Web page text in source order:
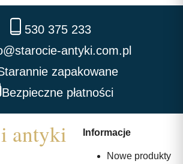
530 375 233
antyki.com.pl
zapakowane
Bezpieczne płatności
Informacje
Nowe produkty